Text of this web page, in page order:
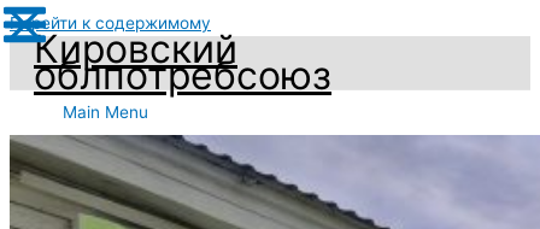
Перейти к содержимому
Кировский
облпотребсоюз
Main Menu